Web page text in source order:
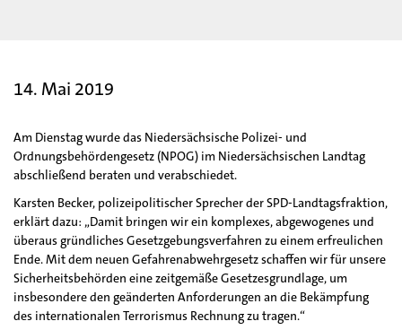
14. Mai 2019
Am Dienstag wurde das Niedersächsische Polizei- und
Ordnungsbehördengesetz (NPOG) im Niedersächsischen Landtag
abschließend beraten und verabschiedet.
Karsten Becker, polizeipolitischer Sprecher der SPD-Landtagsfraktion,
erklärt dazu: „Damit bringen wir ein komplexes, abgewogenes und
überaus gründliches Gesetzgebungsverfahren zu einem erfreulichen
Ende. Mit dem neuen Gefahrenabwehrgesetz schaffen wir für unsere
Sicherheitsbehörden eine zeitgemäße Gesetzesgrundlage, um
insbesondere den geänderten Anforderungen an die Bekämpfung
des internationalen Terrorismus Rechnung zu tragen.“